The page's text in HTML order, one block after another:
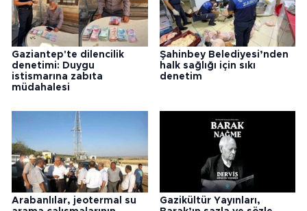
Gaziantep'te dilencilik
denetimi: Duygu
istismarına zabıta
müdahalesi
Şahinbey Belediyesi’nden
halk sağlığı için sıkı
denetim
Arabanlılar, jeotermal su
Gazikültür Yayınları,